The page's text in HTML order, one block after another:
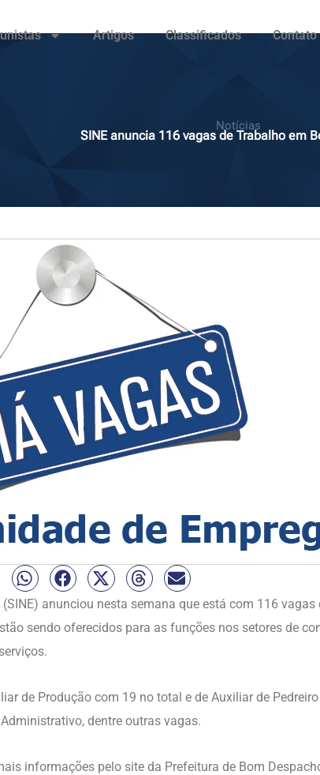
Artigos Classificados Contato
Notícias
SINE anuncia 116 vagas de Trabalho em
anunciou nesta semana que está com 116 vagas
sendo oferecidos para as funções nos setores de
de Produção com 19 no total e de Auxiliar de
dentre outras vagas.
informações pelo site da Prefeitura de Bom